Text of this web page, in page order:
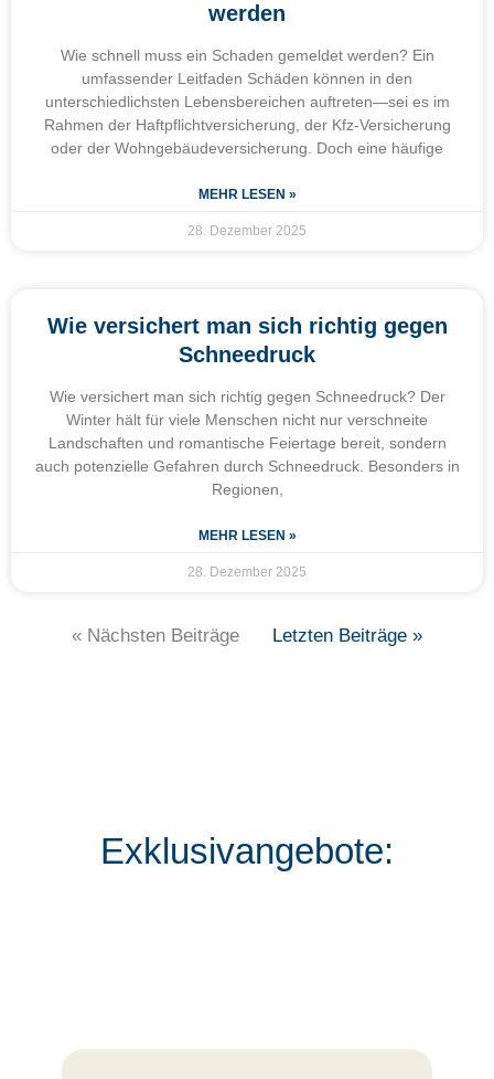
werden
Wie schnell muss ein Schaden gemeldet werden? Ein
umfassender Leitfaden Schäden können in den
unterschiedlichsten Lebensbereichen auftreten—sei es im
Rahmen der Haftpflichtversicherung, der Kfz-Versicherung
oder der Wohngebäudeversicherung. Doch eine häufige
MEHR LESEN »
28. Dezember 2025
Wie versichert man sich richtig gegen
Schneedruck
Wie versichert man sich richtig gegen Schneedruck? Der
Winter hält für viele Menschen nicht nur verschneite
Landschaften und romantische Feiertage bereit, sondern
auch potenzielle Gefahren durch Schneedruck. Besonders in
Regionen,
MEHR LESEN »
28. Dezember 2025
« Nächsten Beiträge Letzten Beiträge »
Exklusivangebote: